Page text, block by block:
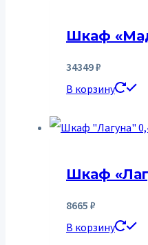
Шкаф
34349₽
В корзину
Шкаф
8665 ₽
В корзину